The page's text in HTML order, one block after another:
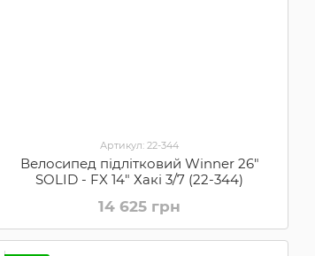
Артикул: 22-344
Велосипед підлітковий Winner 26"
SOLID - FX 14" Хакі 3/7 (22-344)
14 625 грн